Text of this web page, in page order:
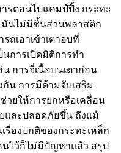
รตอนไปแคมป์ปิ้ง กระทะ
นไม่มีชิ้นส่วนพลาสติก
ถเอาเข้าเตาอบที่
การเปิดมิติการทำ
น การจี่เนื้อบนเตาก่อน
กัน การมีด้ามจับเสริม
วยให้การยกหรือเคลื่อน
และปลอดภัยขึ้น ถึงแม้
รื่องปกติของกระทะเหล็ก
ไว้ก็ไม่มีปัญหาแล้ว สรุป